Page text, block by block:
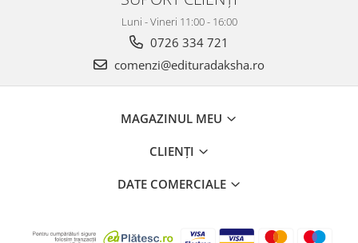
Luni - Vineri 11:00 - 16:00
0726 334 721
comenzi@edituradaksha.ro
MAGAZINUL MEU
CLIENȚI
DATE COMERCIALE